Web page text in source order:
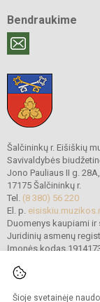
Šioje svetainėje
Bendraukime
Šalčininkų r. Eišiškių
Savivaldybės
Jono Pauliaus II g.
17175 Šalčininkų r.
Tel. (8 380) 56 220
El. p.
Duomenys kaupiami ir
Juridinių asmenų
Įmonės kodas
© 2022. Šalčininkų